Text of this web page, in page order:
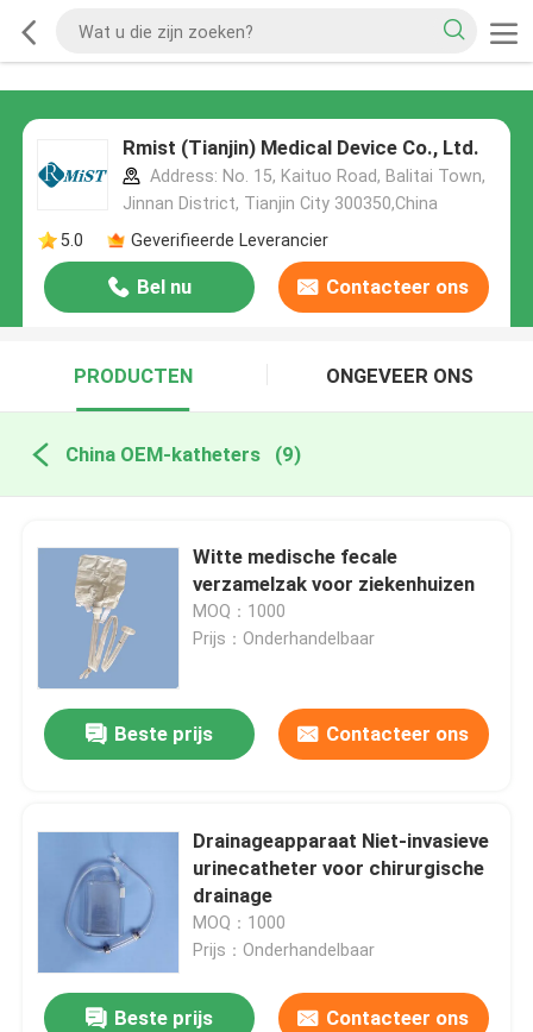
Rmist (Tianjin) Medical Device Co., Ltd.
Address: No. 15, Kaituo Road, Balitai Town,
Jinnan District, Tianjin City 300350,China
5.0
Geverifieerde Leverancier
Bel nu Contacteer ons
PRODUCTEN ONGEVEER ONS
China OEM-katheters (9)
Witte medische fecale
verzamelzak voor ziekenhuizen
MOQ：1000
Prijs：Onderhandelbaar
Beste prijs Contacteer ons
Drainageapparaat Niet-invasieve
urinecatheter voor chirurgische
drainage
MOQ：1000
Prijs：Onderhandelbaar
Beste prijs Contacteer ons